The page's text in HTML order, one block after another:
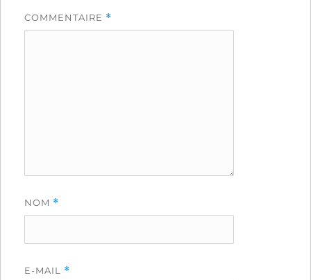
COMMENTAIRE *
NOM *
E-MAIL *